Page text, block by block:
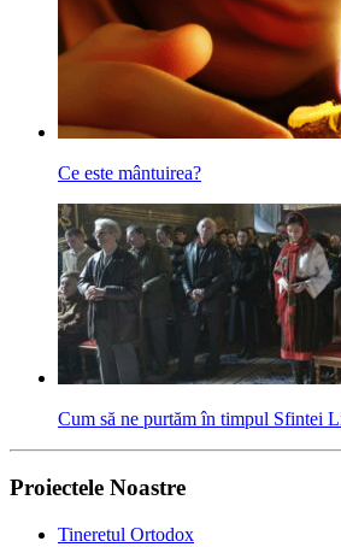
Ce este mântuirea?
Cum să ne purtăm în timpul Sfintei
Proiectele Noastre
Tineretul Ortodox